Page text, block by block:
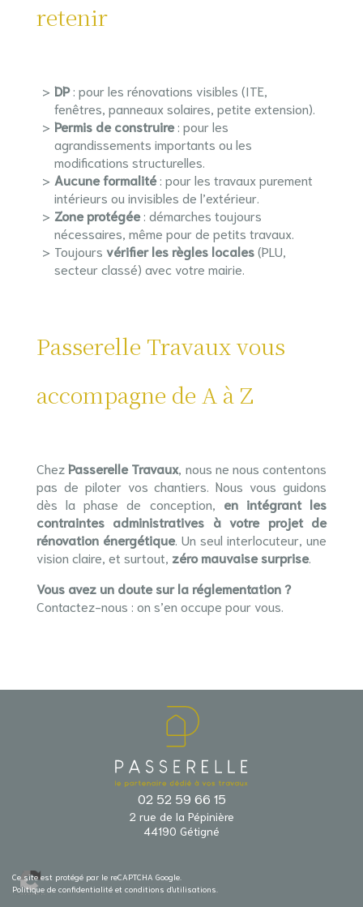
retenir
DP: pour les rénovations visibles (ITE,
fenêtres, panneaux solaires, petite extension).
Permis de construire: pour les
agrandissements importants ou les
modifications structurelles.
Aucune formalité: pour les travaux purement
intérieurs ou invisibles de l’extérieur.
Zone protégée: démarches toujours
nécessaires, même pour de petits travaux.
Toujours vérifier les règles locales(PLU,
secteur classé) avec votre mairie.
Passerelle Travaux vous
accompagne de A à Z
ChezPasserelle Travaux, nous ne nous contentons
pas de piloter vos chantiers. Nous vous guidons
dès la phase de conception, en intégrant les
contraintes administratives à votre projet de
rénovation énergétique. Un seul interlocuteur, une
vision claire, et surtout, zéro mauvaise surprise.
Vous avez un doute sur la réglementation ?
Contactez-nous : on s’en occupe pour vous.
02 52 59 66 15
2 rue de la Pépinière
44190 Gétigné
Ce site est protégé par le reCAPTCHA Google.
Politique de confidentialité et conditions d'utilisations